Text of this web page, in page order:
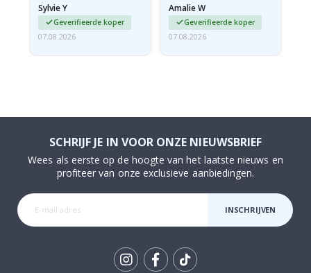
beetje…
Sylvie Y
Geverifieerde koper
07.08.2026
Amalie W
Geverifieerde koper
07.08.2026
SCHRIJF JE IN VOOR ONZE NIEUWSBRIEF
Wees als eerste op de hoogte van het laatste nieuws en
profiteer van onze exclusieve aanbiedingen.
INSCHRIJVEN